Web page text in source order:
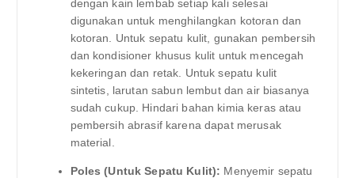
dengan kain lembab setiap kali selesai
digunakan untuk menghilangkan kotoran dan
kotoran. Untuk sepatu kulit, gunakan pembersih
dan kondisioner khusus kulit untuk mencegah
kekeringan dan retak. Untuk sepatu kulit
sintetis, larutan sabun lembut dan air biasanya
sudah cukup. Hindari bahan kimia keras atau
pembersih abrasif karena dapat merusak
material.
Poles (Untuk Sepatu Kulit): Menyemir sepatu